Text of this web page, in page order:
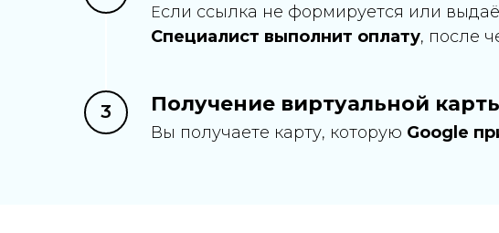
Если ссылка не формируется или
Специалист выполнит оплату, после
Получение виртуальной
Вы получаете карту, которую Google